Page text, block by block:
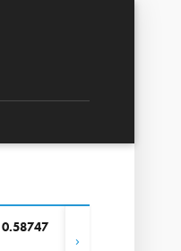
0.58747
›